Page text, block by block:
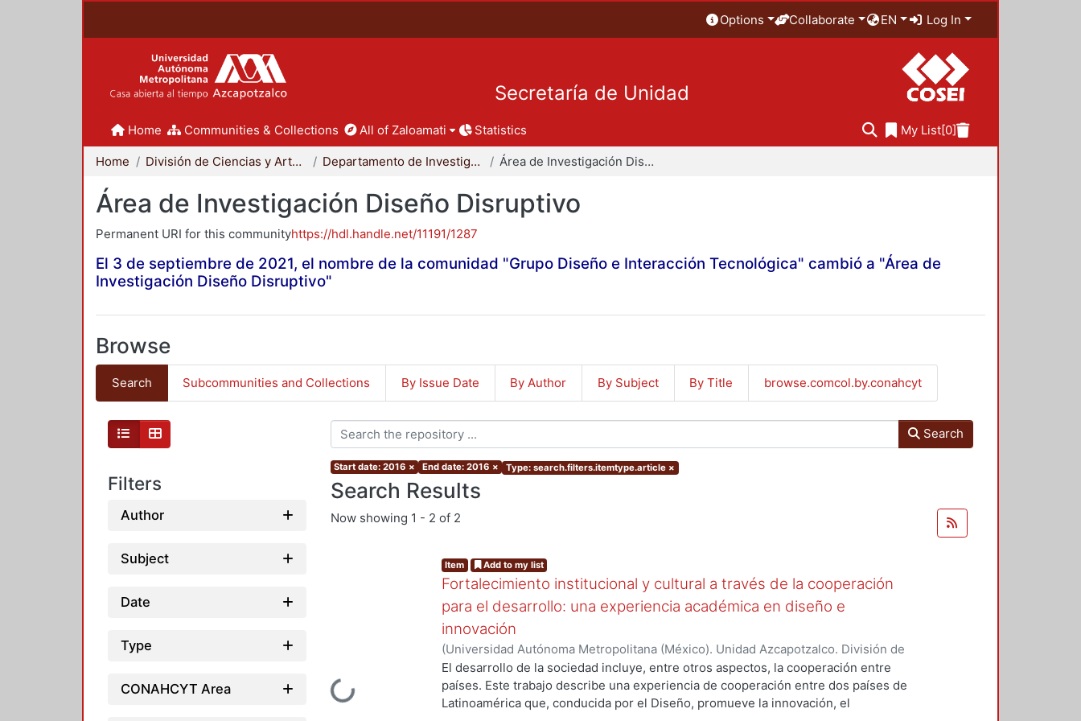
Options Collaborate EN Log In
Secretaría de Unidad
Home Communities & Collections All of Zaloamati Statistics My List[0]
Home División de Ciencias y Artes para el Diseño Departamento de Investigación y Conocimiento para el Diseño Área de Investigación Diseño Disruptivo
Área de Investigación Diseño Disruptivo
Permanent URI for this communityhttps://hdl.handle.net/11191/1287
El 3 de septiembre de 2021, el nombre de la comunidad "Grupo Diseño e Interacción Tecnológica" cambió a "Área de
Investigación Diseño Disruptivo"
Browse
Search Subcommunities and Collections By Issue Date By Author By Subject By Title browse.comcol.by.conahcyt
Filters
Author
Subject
Date
Type
CONAHCYT Area
Search
Start date: 2016 × End date: 2016 × Type: search.filters.itemtype.article ×
Search Results
Now showing 1 - 2 of 2
Loading...
Item Add to my list
Fortalecimiento institucional y cultural a través de la cooperación
para el desarrollo: una experiencia académica en diseño e
innovación
(Universidad Autónoma Metropolitana (México). Unidad Azcapotzalco. División de
Ciencias y Artes para el Diseño.,2016-03-01)Ferruzca-Navarro, Marco Vinicio;
Martínez Motta, Alejandra
El desarrollo de la sociedad incluye, entre otros aspectos, la cooperación entre
países. Este trabajo describe una experiencia de cooperación entre dos países de
Latinoamérica que, conducida por el Diseño, promueve la innovación, el